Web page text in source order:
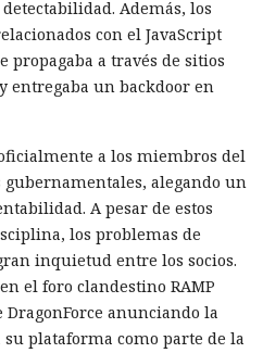
Además, los
con el JavaScript
propagaba a través de sitios
entregaba un backdoor en
a los miembros del
alegando un
A pesar de estos
los problemas de
inquietud entre los socios.
el foro clandestino RAMP
anunciando la
plataforma como parte de la